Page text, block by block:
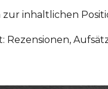
inhaltlichen
Rezensionen,